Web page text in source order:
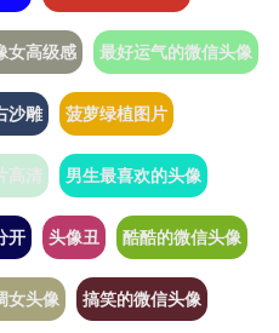
女高级感 最好运气的微信头像
沙雕 菠萝绿植图片
高清 男生最喜欢的头像
开 头像丑 酷酷的微信头像
女头像 搞笑的微信头像